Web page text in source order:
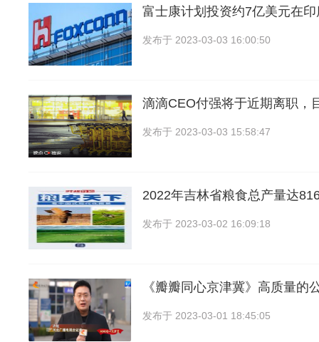
富士康计划投资约7亿美元在
发布于 2023-03-03 16:00:50
滴滴CEO付强将于近期离职，
发布于 2023-03-03 15:58:47
2022年吉林省粮食总产量达
发布于 2023-03-02 16:09:18
《瓣瓣同心京津冀》高质量的
发布于 2023-03-01 18:45:05